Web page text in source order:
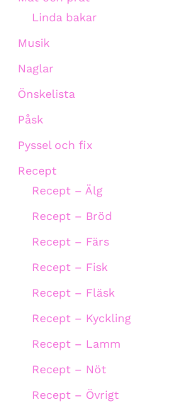
Linda bakar
Musik
Naglar
Önskelista
Påsk
Pyssel och fix
Recept
Recept – Älg
Recept – Bröd
Recept – Färs
Recept – Fisk
Recept – Fläsk
Recept – Kyckling
Recept – Lamm
Recept – Nöt
Recept – Övrigt